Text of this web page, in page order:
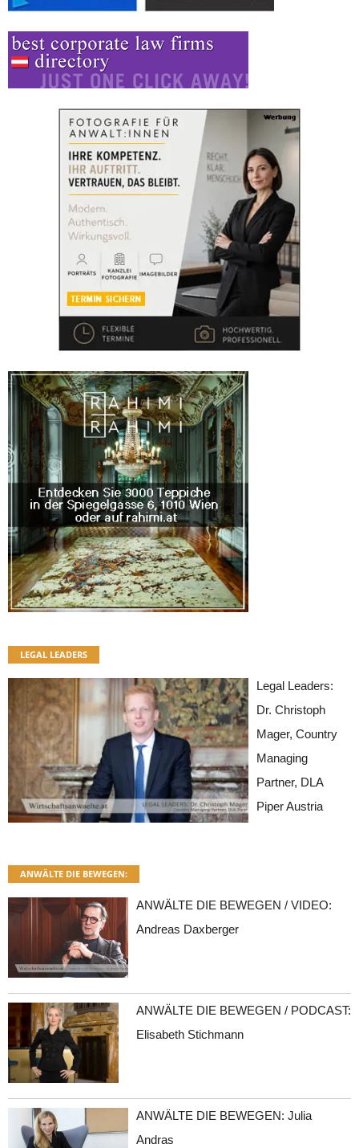
LEGAL LEADERS
Legal Leaders:
Dr. Christoph
Mager, Country
Managing
Partner, DLA
Piper Austria
ANWÄLTE DIE BEWEGEN:
ANWÄLTE DIE BEWEGEN / VIDEO:
Andreas Daxberger
ANWÄLTE DIE BEWEGEN / PODCAST:
Elisabeth Stichmann
ANWÄLTE DIE BEWEGEN: Julia
Andras